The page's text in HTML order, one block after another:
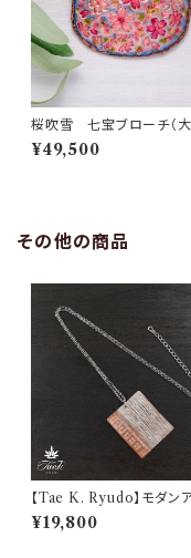
桜吹雪 七宝ブローチ（大
¥49,500
その他の商品
【Tae K. Ryudo】モダン
なジェンダーレスプレート
レス
¥19,800